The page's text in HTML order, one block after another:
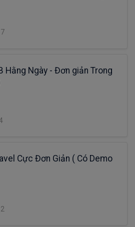
7
Hằng Ngày - Đơn giản Trong
Cực Đơn Giản ( Có Demo
2